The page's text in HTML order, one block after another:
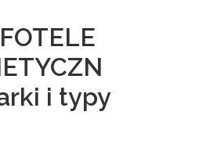
FOTELE
i typy